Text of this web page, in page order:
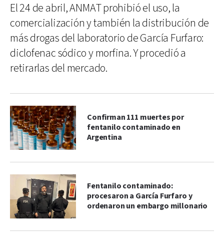
El 24 de abril, ANMAT prohibió el uso, la
comercialización y también la distribución de
más drogas del laboratorio de García Furfaro:
diclofenac sódico y morfina. Y procedió a
retirarlas del mercado.
Confirman 111 muertes por
fentanilo contaminado en
Argentina
Fentanilo contaminado:
procesaron a García Furfaro y
ordenaron un embargo millonario